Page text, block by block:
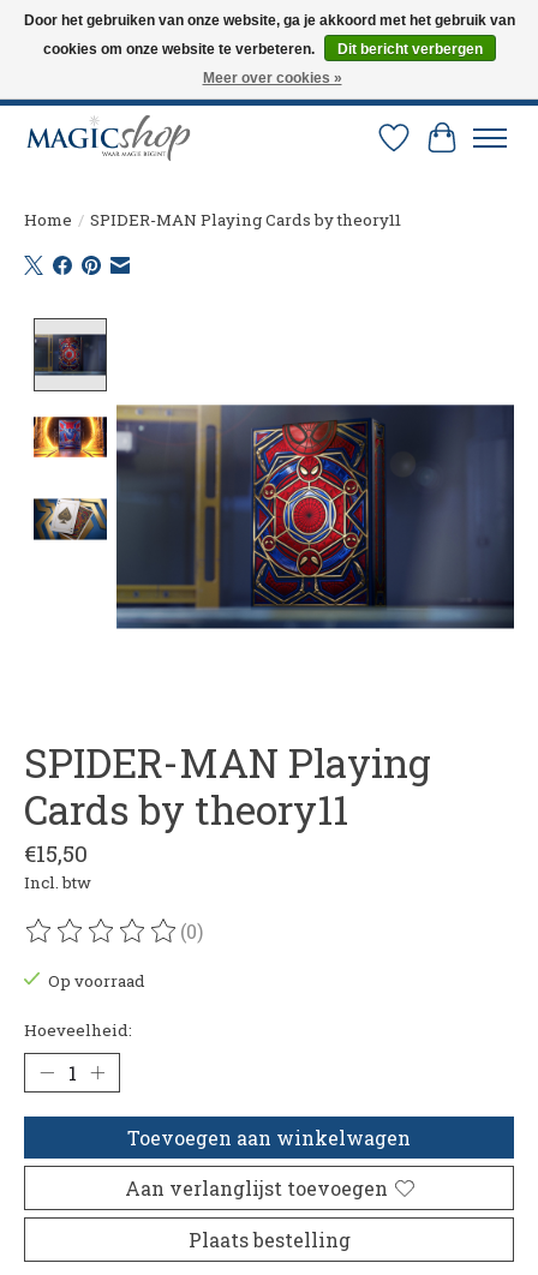
Altijd de nieuwste trucs op voorraad. Snelle verzending via PostNL en DHL.
Langskomen in onze winkel? Bel of mail om een afspraak te maken. 0251-
Verlanglijst
Home / SPIDER-MAN Playing Cards by theory11
SPIDER-MAN Playing
Cards by theory11
€15,50
Incl. btw
De beoordeling van dit product is
(0)
Op voorraad
Hoeveelheid:
Toevoegen aan winkelwagen
Aan verlanglijst toevoegen
Plaats bestelling
Door het gebruiken van onze website, ga je akkoord met het gebruik van
cookies om onze website te verbeteren.
Dit bericht verbergen
Meer over cookies »